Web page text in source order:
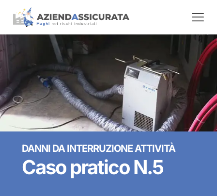
DANNI DA INTERRUZIONE ATTIVITÀ
Caso pratico N.5